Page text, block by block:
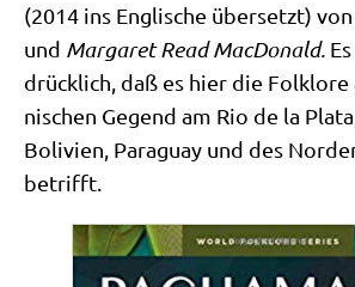
(2014 ins Eng­li­sche über­setzt) von
und Mar­ga­ret Read Mac­Do­nald.
drück­lich, daß es hier die
ni­schen Gegend am Rio de la
Boli­vi­en, Para­gu­ay und des
betrifft.